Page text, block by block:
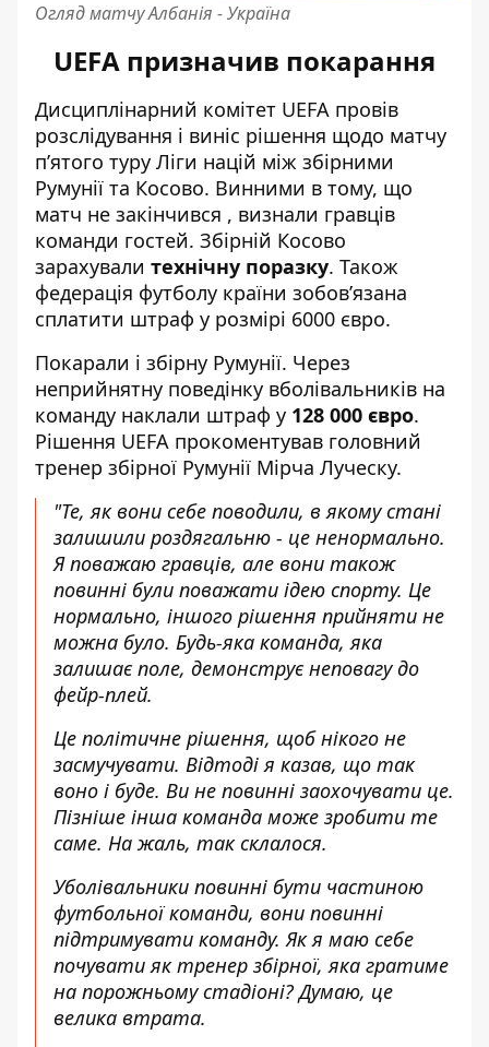
Огляд матчу Албанія - Україна
UEFA призначив покарання
Дисциплінарний комітет UEFA провів
розслідування і виніс рішення щодо матчу
п’ятого туру Ліги націй між збірними
Румунії та Косово. Винними в тому, що
матч не закінчився , визнали гравців
команди гостей. Збірній Косово
зарахували технічну поразку. Також
федерація футболу країни зобов’язана
сплатити штраф у розмірі 6000 євро.
Покарали і збірну Румунії. Через
неприйнятну поведінку вболівальників на
команду наклали штраф у 128 000 євро.
Рішення UEFA прокоментував головний
тренер збірної Румунії Мірча Луческу.
"Те, як вони себе поводили, в якому стані
залишили роздягальню - це ненормально.
Я поважаю гравців, але вони також
повинні були поважати ідею спорту. Це
нормально, іншого рішення прийняти не
можна було. Будь-яка команда, яка
залишає поле, демонструє неповагу до
фейр-плей.
Це політичне рішення, щоб нікого не
засмучувати. Відтоді я казав, що так
воно і буде. Ви не повинні заохочувати це.
Пізніше інша команда може зробити те
саме. На жаль, так склалося.
Уболівальники повинні бути частиною
футбольної команди, вони повинні
підтримувати команду. Як я маю себе
почувати як тренер збірної, яка гратиме
на порожньому стадіоні? Думаю, це
велика втрата.